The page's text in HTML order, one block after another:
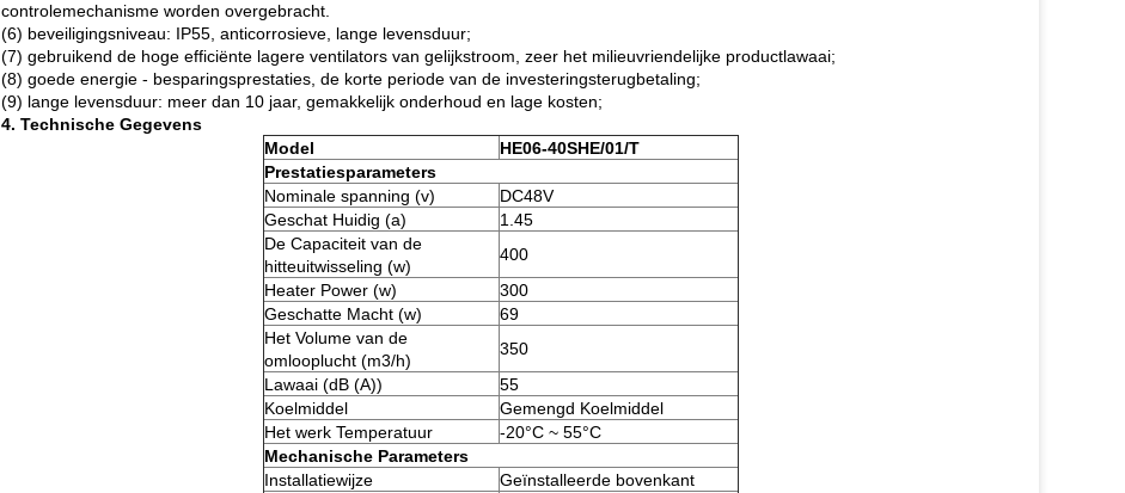
controlemechanisme worden overgebracht.
(6) beveiligingsniveau: IP55, anticorrosieve, lange levensduur;
(7) gebruikend de hoge efficiënte lagere ventilators van gelijkstroom, zeer het milieuvriendelijke productlawaai;
(8) goede energie - besparingsprestaties, de korte periode van de investeringsterugbetaling;
(9) lange levensduur: meer dan 10 jaar, gemakkelijk onderhoud en lage kosten;
4. Technische Gegevens
Model
HE06-40SHE/01/T
Prestatiesparameters
Nominale spanning (v)
DC48V
Geschat Huidig (a)
1.45
De Capaciteit van de
hitteuitwisseling (w)
400
Heater Power (w)
300
Geschatte Macht (w)
69
Het Volume van de
omlooplucht (m3/h)
350
Lawaai (dB (A))
55
Koelmiddel
Gemengd Koelmiddel
Het werk Temperatuur
-20°C ~ 55°C
Mechanische Parameters
Installatiewijze
Geïnstalleerde bovenkant